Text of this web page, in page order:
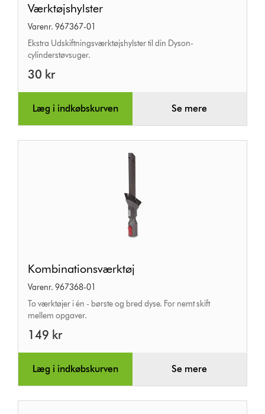
Værktøjshylster
Varenr. 967367-01
Ekstra Udskiftningsværktøjshylster til din Dyson-
cylinderstøvsuger.
30 kr
Læg i indkøbskurven Se mere
Kombinationsværktøj
Varenr. 967368-01
To værktøjer i én - børste og bred dyse. For nemt skift
mellem opgaver.
149 kr
Læg i indkøbskurven Se mere